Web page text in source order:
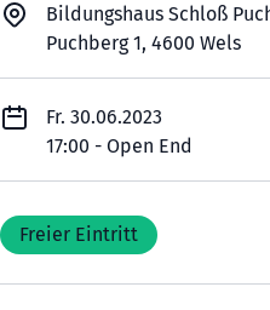
Bildungshaus Schloß
Puchberg 1, 4600 Wels
Fr. 30.06.2023
17:00 - Open End
Freier Eintritt